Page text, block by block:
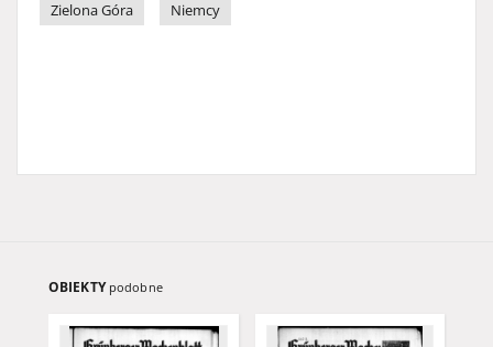
Zielona Góra
Niemcy
OBIEKTY podobne